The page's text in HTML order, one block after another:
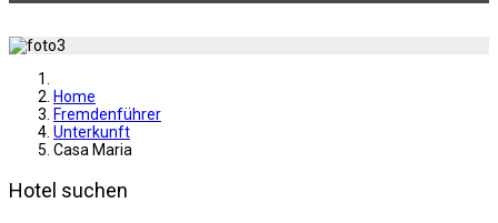
Home
Fremdenführer
Unterkunft
Casa Maria
Hotel suchen